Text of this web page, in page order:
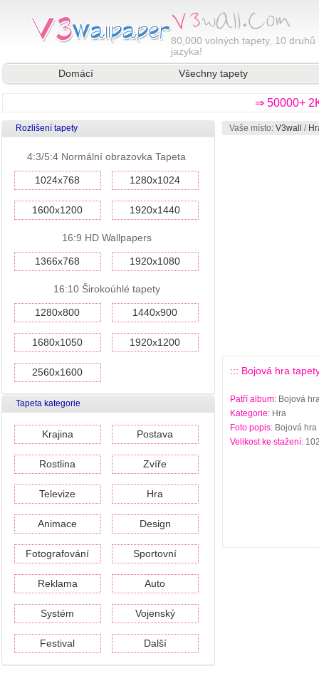
80,000 volných tapety, 10 druhů
jazyka!
Domácí
Všechny tapety
⇒ 50000+
Rozlišení tapety
4:3/5:4 Normální obrazovka Tapeta
1024x768 1280x1024
1600x1200 1920x1440
16:9 HD Wallpapers
1366x768 1920x1080
16:10 Širokoúhlé tapety
1280x800 1440x900
1680x1050 1920x1200
2560x1600
Tapeta kategorie
Krajina Postava
Rostlina Zvíře
Televize Hra
Animace Design
Fotografování Sportovní
Reklama Auto
Systém Vojenský
Festival Další
Vaše místo: V3wall /
::: Bojová hra
Patří album: Bojová
Kategorie: Hra
Foto popis: Bojová
Velikost ke stažení: